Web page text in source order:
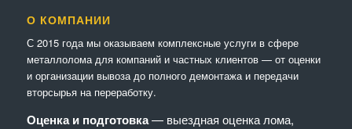
О КОМПАНИИ
С 2015 года мы оказываем комплексные услуги в сфере
металлолома для компаний и частных клиентов — от оценки
и организации вывоза до полного демонтажа и передачи
вторсырья на переработку.
Оценка и подготовка— выездная оценка лома,